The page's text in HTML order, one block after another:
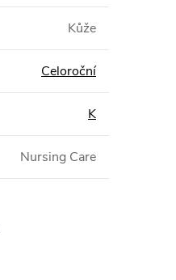
Kůže
Celoroční
K
Nursing Care